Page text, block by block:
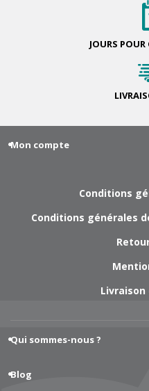
JOURS POUR
Mon compte
Conditions
Conditions générales
Qui sommes-nous ?
Blog